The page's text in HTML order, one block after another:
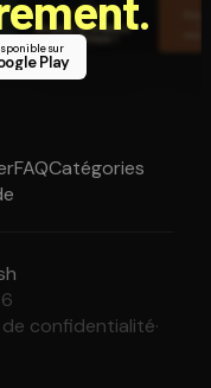
sur
Play
FAQCatégories
confidentialité·